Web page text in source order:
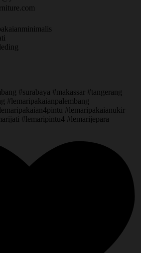
#surabaya #makassar #tangerang
#lemaripakaianpalembang
#lemaripakaianukir
#lemaripintu4 #lemarijepara